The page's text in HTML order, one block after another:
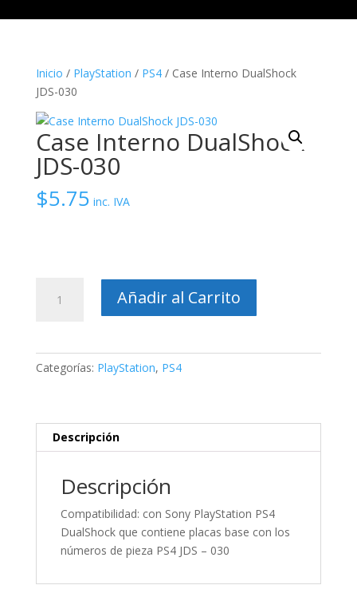
Inicio / PlayStation / PS4/ Case Interno DualShock
JDS-030
Case Interno DualShock
JDS-030
$5.75 inc. IVA
Interno
cantidad
Añadir al Carrito
Categorías: PlayStation, PS4
Descripción
Descripción
Compatibilidad: con Sony PlayStation PS4
DualShock que contiene placas base con los
números de pieza PS4 JDS – 030